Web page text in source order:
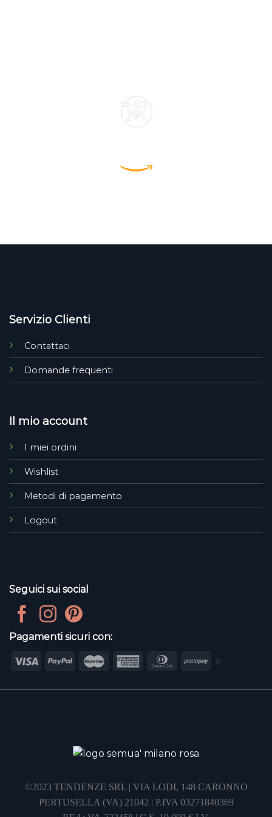
Servizio Clienti
Contattaci
Domande frequenti
Il mio account
I miei ordini
Wishlist
Metodi di pagamento
Logout
Seguici sui social
Pagamenti sicuri con:
©2023 TENDENZE SRL | VIA LODI, 148 CARONNO
PERTUSELLA (VA) 21042 | P.IVA 03271840369